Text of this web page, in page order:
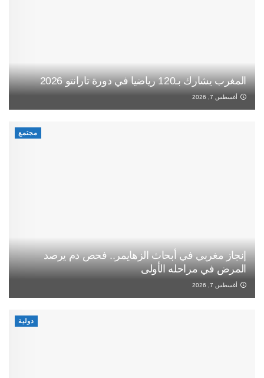
المغرب يشارك بـ120 رياضيا في دورة تارانتو 2026
أغسطس 7, 2026
مجتمع
إنجاز مغربي في أبحاث الزهايمر.. فحص دم يرصد
المرض في مراحله الأولى
أغسطس 7, 2026
دولية